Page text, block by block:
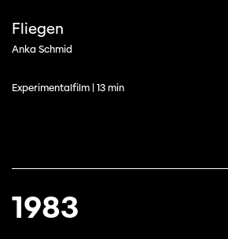
Fliegen
Anka Schmid
Experimentalfilm | 13 min
1983